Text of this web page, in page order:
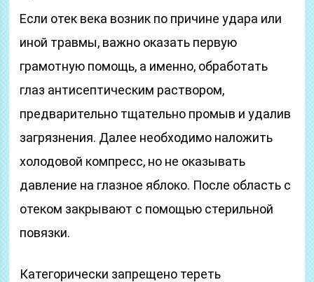
Если отек века возник по причине удара или
иной травмы, важно оказать первую
грамотную помощь, а именно, обработать
глаз антисептическим раствором,
предварительно тщательно промыв и удалив
загрязнения. Далее необходимо наложить
холодовой компресс, но не оказывать
давление на глазное яблоко. После область с
отеком закрывают с помощью стерильной
повязки.
Категорически запрещено тереть